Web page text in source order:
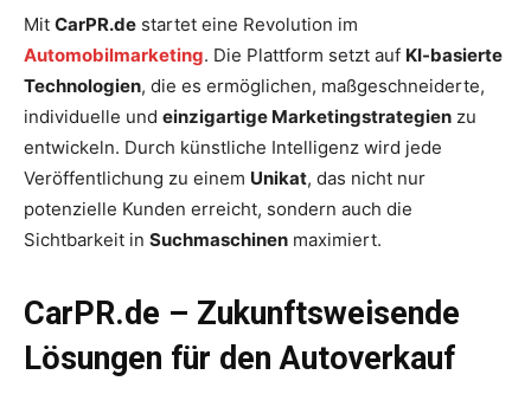
Mit CarPR.de startet eine Revolution im
Automobilmarketing. Die Plattform setzt auf KI-basierte
Technologien, die es ermöglichen, maßgeschneiderte,
individuelle und einzigartige Marketingstrategien zu
entwickeln. Durch künstliche Intelligenz wird jede
Veröffentlichung zu einem Unikat, das nicht nur
potenzielle Kunden erreicht, sondern auch die
Sichtbarkeit in Suchmaschinen maximiert.
CarPR.de – Zukunftsweisende
Lösungen für den Autoverkauf